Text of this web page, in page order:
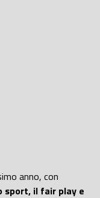
anno, con
sport, il fair play e